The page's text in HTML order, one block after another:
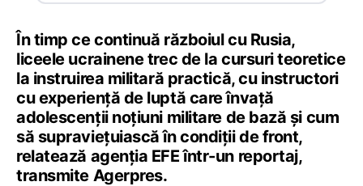
În timp ce continuă războiul cu Rusia,
liceele ucrainene trec de la cursuri teoretice
la instruirea militară practică, cu instructori
cu experienţă de luptă care învaţă
adolescenţii noţiuni militare de bază şi cum
să supravieţuiască în condiţii de front,
relatează agenţia EFE într-un reportaj,
transmite Agerpres.